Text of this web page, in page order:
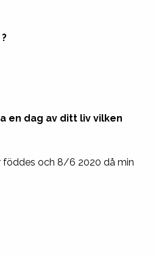
?
en dag av ditt liv vilken
och 8/6 2020 då min